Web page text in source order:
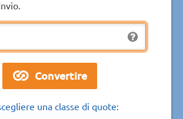
una classe di quote: